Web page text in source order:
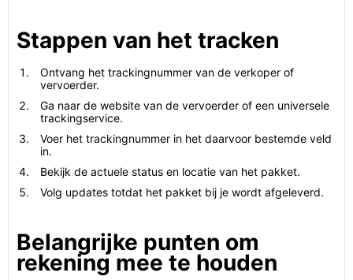
Stappen van het tracken
Ontvang het trackingnummer van de verkoper of
vervoerder.
Ga naar de website van de vervoerder of een universele
trackingservice.
Voer het trackingnummer in het daarvoor bestemde veld
in.
Bekijk de actuele status en locatie van het pakket.
Volg updates totdat het pakket bij je wordt afgeleverd.
Belangrijke punten om
rekening mee te houden